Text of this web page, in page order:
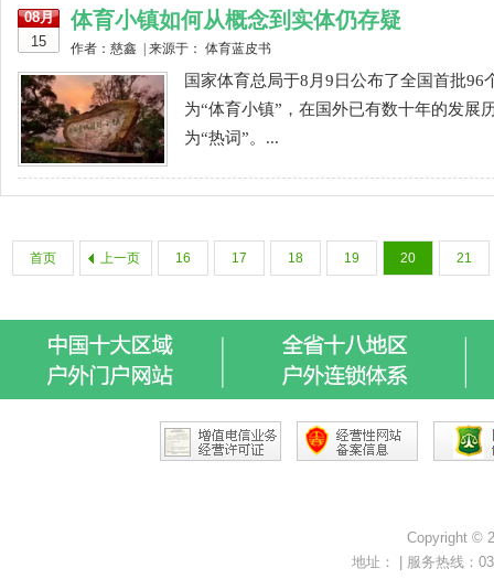
08月
15
体育小镇如何从概念到实体仍存疑
作者：慈鑫 | 来源于： 体育蓝皮书
国家体育总局于8月9日公布了全国首批
为“体育小镇”，在国外已有数十年的发展
为“热词”。...
首页 上一页 16 17 18 19 20 21
Copyright ©
地址： | 服务热线：